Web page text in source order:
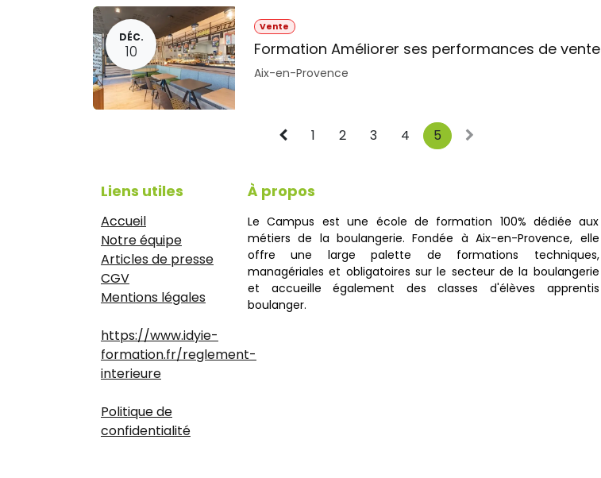
DÉC.
10
Vente
Formation Améliorer ses performances de vente
Aix-en-Provence
1 2 3 4 5
Liens utiles
Accueil
Notre équipe
Articles de presse
CGV
Mentions légales
https://www.idyie-
formation.fr/reglement-
interieure
Politique de
confidentialité
À propos
Le Campus est une école de formation 100% dédiée aux
métiers de la boulangerie. Fondée à Aix-en-Provence, elle
offre une large palette de formations techniques,
managériales et obligatoires sur le secteur de la boulangerie
et accueille également des classes d'élèves apprentis
boulanger.